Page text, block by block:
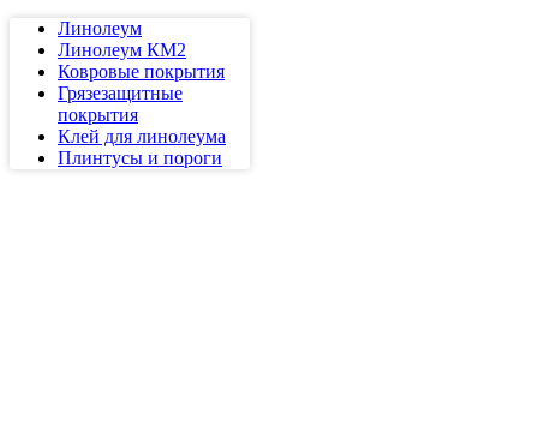
Линолеум
Линолеум КМ2
Ковровые покрытия
Грязезащитные
покрытия
Клей для линолеума
Плинтусы и пороги